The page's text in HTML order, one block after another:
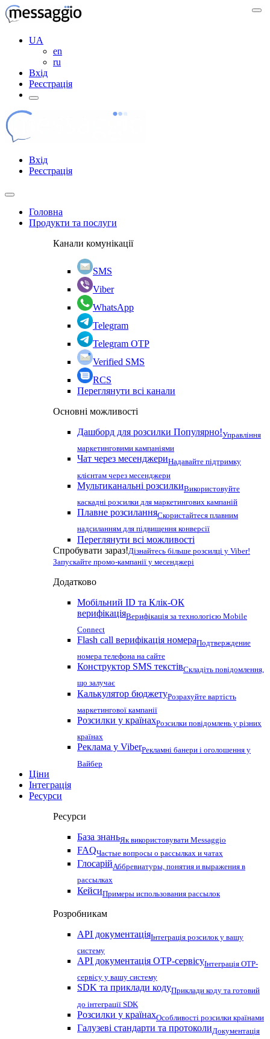
UA
en
ru
Вхід
Реєстрація
Вхід
Реєстрація
Головна
Продукти та послуги
Канали комунікації
SMS
Viber
WhatsApp
Telegram
Telegram OTP
Verified SMS
RCS
Переглянути всі канали
Основні можливості
Дашборд для розсилки Популярно!Управління
маркетинговими кампаніями
Чат через месенджериНадавайте підтримку
клієнтам через месенджери
Мультиканальні розсилкиВикористовуйте
каскадні розсилки для маркетингових кампаній
Плавне розсиланняСкористайтеся плавним
надсиланням для підвищення конверсії
Переглянути всі можливості
Спробувати зараз!Дізнайтесь більше розсилці у Viber!
Запускайте промо-кампанії у месенджері
Додатково
Мобільний ID та Клік-ОК
верифікаціяВерифікація за технологією Mobile
Connect
Flash call верифікація номераПодтверждение
номера телефона на сайте
Конструктор SMS текстівСкладіть повідомлення,
що залучає
Калькулятор бюджетуРозрахуйте вартість
маркетингової кампанії
Розсилки у країнахРозсилки повідомлень у різних
країнах
Реклама у ViberРекламні банери і оголошення у
Вайбер
Ціни
Інтеграція
Ресурси
Ресурси
База знаньЯк використовувати Messaggio
FAQЧастые вопросы о рассылках и чатах
ГлосарійАббревиатуры, понятия и выражения в
рассылках
КейсиПримеры использования рассылок
Розробникам
API документаціяІнтеграція розсилок у вашу
систему
API документація OTP-сервісуІнтеграція OTP-
сервісу у вашу систему
SDK та приклади кодуПриклади коду та готовий
до інтеграції SDK
Розсилки у країнахОсобливості розсилки країнами
Галузеві стандарти та протоколиДокументація